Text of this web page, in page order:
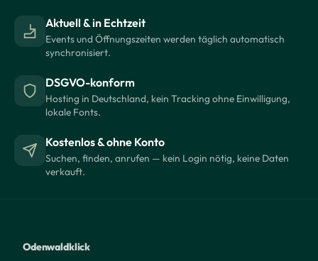
Aktuell & in Echtzeit
Events und Öffnungszeiten werden täglich automatisch
synchronisiert.
DSGVO-konform
Hosting in Deutschland, kein Tracking ohne Einwilligung,
lokale Fonts.
Kostenlos & ohne Konto
Suchen, finden, anrufen — kein Login nötig, keine Daten
verkauft.
Odenwaldklick